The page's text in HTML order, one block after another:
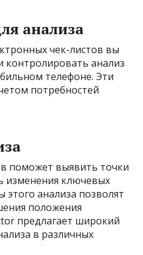
анализа
чек-листов вы
контролировать анализ
телефоне. Эти
потребностей
поможет выявить точки
изменения ключевых
этого анализа позволят
положения
предлагает широкий
в различных